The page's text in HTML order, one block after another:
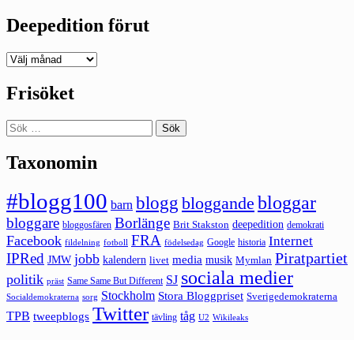
Deepedition förut
Deepedition
Frisöket
Sök
efter:
Taxonomin
#blogg100 barn blogg bloggande bloggar
bloggare bloggosfären Borlänge Brit Stakston deepedition demokrati
Facebook fildelning fotboll FRA födelsedag Google historia Internet
IPRed JMW jobb kalendern livet media musik Mymlan Piratpartiet
politik präst Same Same But Different SJ sociala medier
Socialdemokraterna sorg Stockholm Stora Bloggpriset Sverigedemokraterna
TPB tweepblogs Twitter tävling tåg U2 Wikileaks